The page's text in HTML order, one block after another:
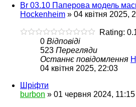
Br 03.10 Паперова модель
Hockenheim » 04 квітня 2025,
Rating:
0 Відповіді
523 Перегляди
Останнє повідомлення
04 квітня 2025, 22:03
Шріфти
burbon » 01 червня 2024, 11:15